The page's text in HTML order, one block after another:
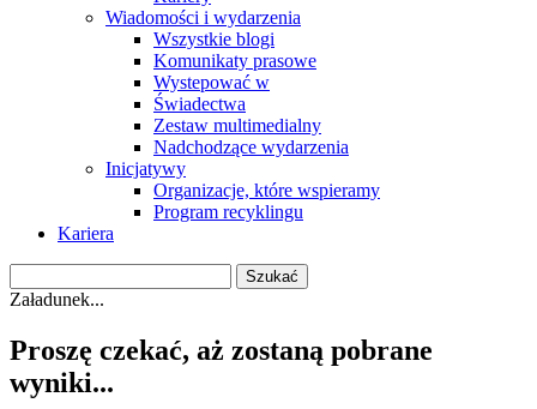
Wiadomości i wydarzenia
Wszystkie blogi
Komunikaty prasowe
Wystepować w
Świadectwa
Zestaw multimedialny
Nadchodzące wydarzenia
Inicjatywy
Organizacje, które wspieramy
Program recyklingu
Kariera
Załadunek...
Proszę czekać, aż zostaną pobrane
wyniki...